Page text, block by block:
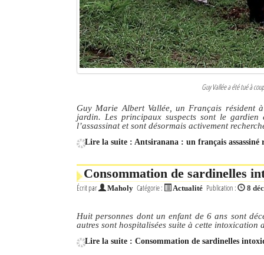
Guy Vallée a été tué à
Guy Marie Albert Vallée, un Français résident
jardin. Les principaux suspects sont le
l’assassinat et sont désormais activement
Lire la suite : Antsiranana : un français
Consommation de sardinelles
Écrit par Maholy Catégorie : Actualité Publication : 8
Huit personnes dont un enfant de 6 ans sont
autres sont hospitalisées suite à cette intoxication
Lire la suite : Consommation de sardinelles